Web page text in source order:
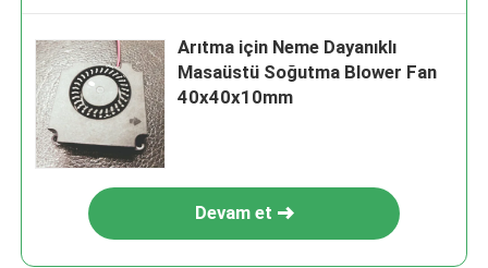
Arıtma için Neme Dayanıklı
Masaüstü Soğutma Blower Fan
40x40x10mm
Devam et